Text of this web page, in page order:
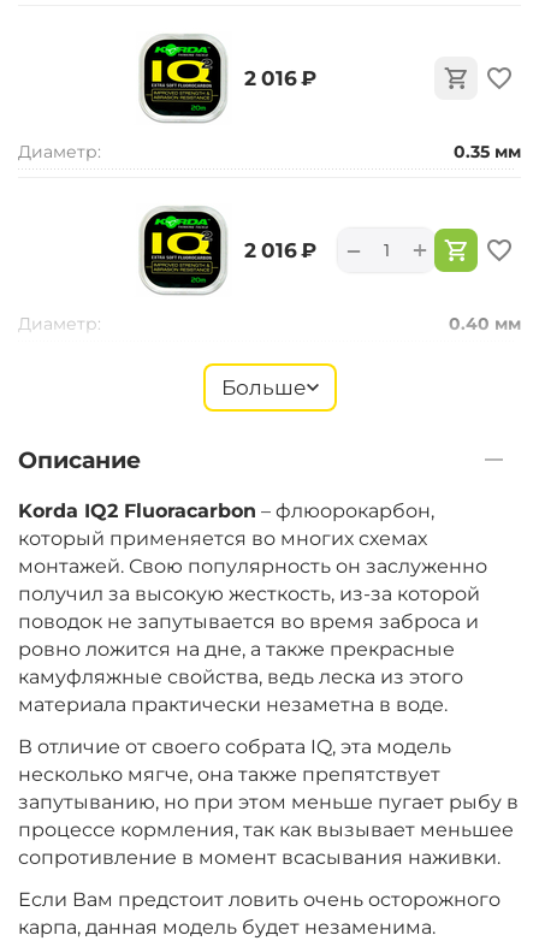
‍2 016‍ ₽
Диаметр: 0.35 мм
‍2 016‍ ₽ +
−
Диаметр: 0.40 мм
Больше
Описание
Korda IQ2 Fluoracarbon – флюорокарбон,
который применяется во многих схемах
монтажей. Свою популярность он заслуженно
получил за высокую жесткость, из-за которой
поводок не запутывается во время заброса и
ровно ложится на дне, а также прекрасные
камуфляжные свойства, ведь леска из этого
материала практически незаметна в воде.
В отличие от своего собрата IQ, эта модель
несколько мягче, она также препятствует
запутыванию, но при этом меньше пугает рыбу в
процессе кормления, так как вызывает меньшее
сопротивление в момент всасывания наживки.
Если Вам предстоит ловить очень осторожного
карпа, данная модель будет незаменима.